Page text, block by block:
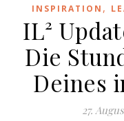
INSPIRATION ,
IL²
Die
Deines
27.